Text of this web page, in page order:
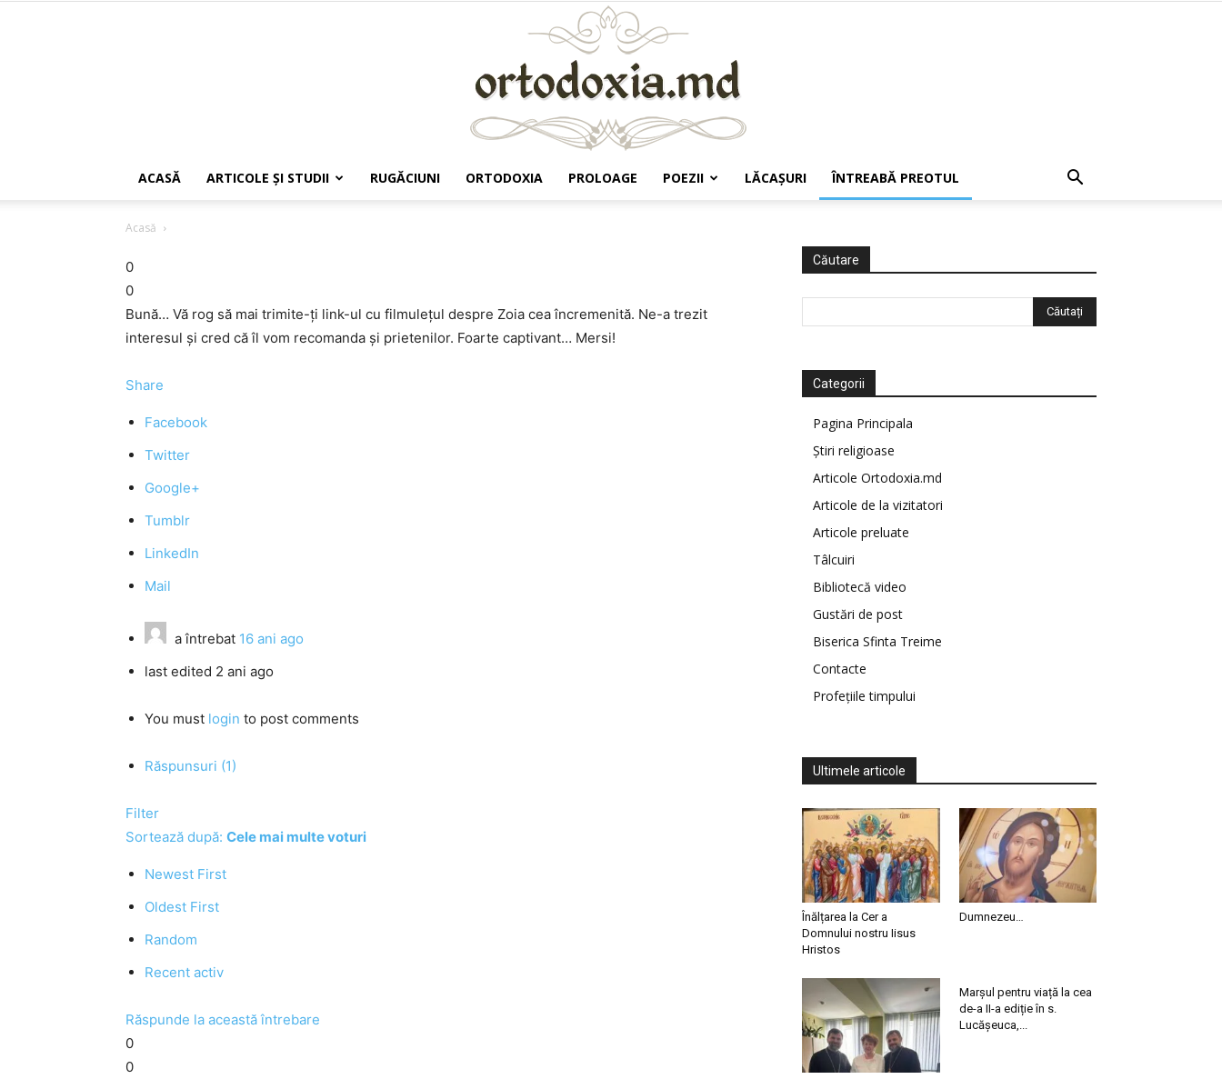
ACASĂ ARTICOLE ŞI STUDII RUGĂCIUNI ORTODOXIA PROLOAGE POEZII LĂCAŞURI ÎNTREABĂ PREOTUL
Acasă
0
0
Bună… Vă rog să mai trimite-ți link-ul cu filmuleţul despre Zoia cea încremenită. Ne-a trezit
interesul şi cred că îl vom recomanda şi prietenilor. Foarte captivant… Mersi!
Share
Facebook
Twitter
Google+
Tumblr
LinkedIn
Mail
a întrebat 16 ani ago
last edited 2 ani ago
You must login to post comments
Răspunsuri (1)
Filter
Sortează după: Cele mai multe voturi
Newest First
Oldest First
Random
Recent activ
Răspunde la această întrebare
0
0
Căutare
Categorii
Pagina Principala
Știri religioase
Articole Ortodoxia.md
Articole de la vizitatori
Articole preluate
Tâlcuiri
Bibliotecă video
Gustări de post
Biserica Sfinta Treime
Contacte
Profețiile timpului
Ultimele articole
Înălțarea la Cer a
Domnului nostru Iisus
Hristos
Dumnezeu…
Marșul pentru viață la cea
de-a II-a ediție în s.
Lucășeuca,...